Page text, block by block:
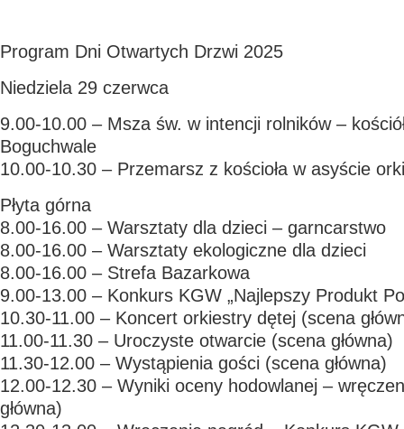
Program Dni Otwartych Drzwi 2025
Niedziela 29 czerwca
9.00-10.00 – Msza św. w intencji rolników –
Boguchwale
10.00-10.30 – Przemarsz z kościoła w asyście
Płyta górna
8.00-16.00 – Warsztaty dla dzieci – garncarstwo
8.00-16.00 – Warsztaty ekologiczne dla dzieci
8.00-16.00 – Strefa Bazarkowa
9.00-13.00 – Konkurs KGW „Najlepszy Produkt
10.30-11.00 – Koncert orkiestry dętej (scena
11.00-11.30 – Uroczyste otwarcie (scena główna)
11.30-12.00 – Wystąpienia gości (scena główna)
12.00-12.30 – Wyniki oceny hodowlanej –
główna)